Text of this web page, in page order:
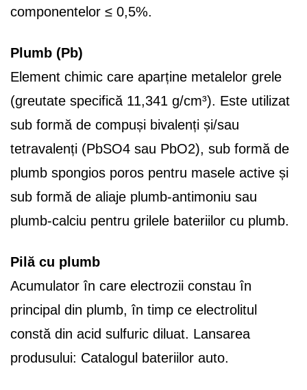
componentelor ≤ 0,5%.
Plumb (Pb)
Element chimic care aparține metalelor grele
(greutate specifică 11,341 g/cm³). Este utilizat
sub formă de compuși bivalenți și/sau
tetravalenți (PbSO4 sau PbO2), sub formă de
plumb spongios poros pentru masele active și
sub formă de aliaje plumb-antimoniu sau
plumb-calciu pentru grilele bateriilor cu plumb.
Pilă cu plumb
Acumulator în care electrozii constau în
principal din plumb, în timp ce electrolitul
constă din acid sulfuric diluat. Lansarea
produsului: Catalogul bateriilor auto.